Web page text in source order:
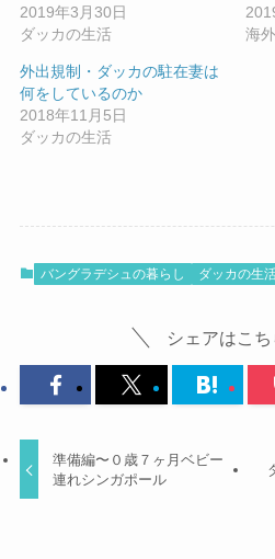
2019年3月30日
ダッカの生活
海
外出規制・ダッカの駐在妻は
何をしているのか
2018年11月5日
ダッカの生活
バングラデシュの暮らし ダッカの生
シェアはこ
準備編〜０歳７ヶ月ベビー
連れシンガポール